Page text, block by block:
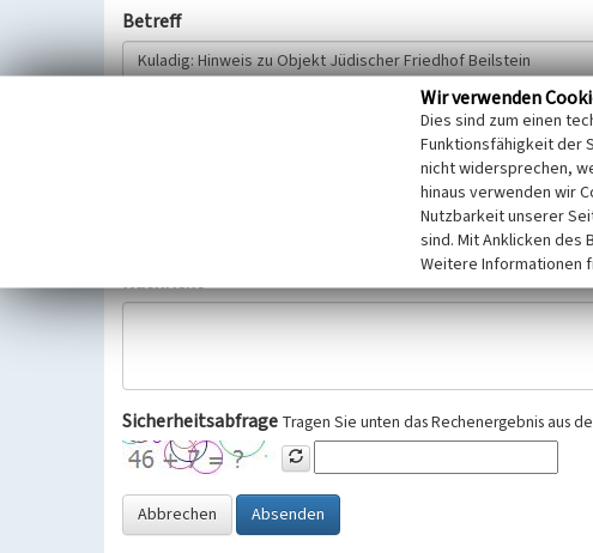
Betreff
Wir bitten Sie um freiwillige Angabe Ihres Namens und Ihrer E-
Selbstverständlich werden diese entsprechend der Vorschriften
Datenschutzgrundverordnung (EU-DSGVO) vertraulich behandelt,
Nachricht
Sicherheitsabfrage Tragen Sie unten das Rechenergebnis aus
Abbrechen Absenden
Wir verwenden
Dies sind zum einen
Funktionsfähigkeit der
nicht widersprechen,
hinaus verwenden wir
Nutzbarkeit unserer
sind. Mit Anklicken des
Weitere Informationen